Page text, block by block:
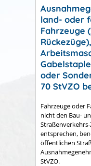
land- oder
Fahrzeuge
oder
70 StVZO
Fahrzeuge oder
nicht den Bau-
entsprechen,
öffentlichen
StVZO.